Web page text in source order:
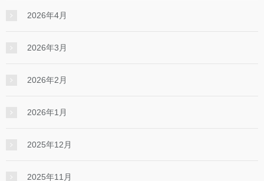
2026年4月
2026年3月
2026年2月
2026年1月
2025年12月
2025年11月